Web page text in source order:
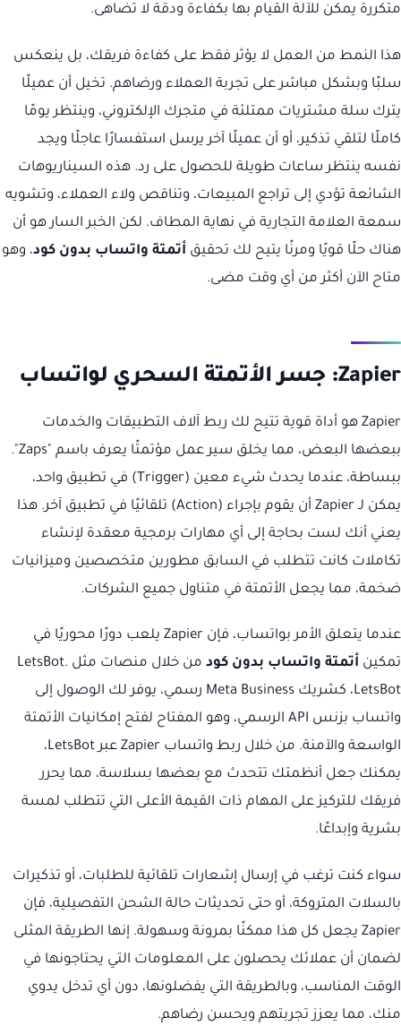
متكررة يمكن للآلة القيام بها بكفاءة ودقة لا تضاهى.
هذا النمط من العمل لا يؤثر فقط على كفاءة فريقك، بل ينعكس
سلبًا وبشكل مباشر على تجربة العملاء ورضاهم. تخيل أن عميلًا
يترك سلة مشتريات ممتلئة في متجرك الإلكتروني، وينتظر يومًا
كاملًا لتلقي تذكير، أو أن عميلًا آخر يرسل استفسارًا عاجلًا ويجد
نفسه ينتظر ساعات طويلة للحصول على رد. هذه السيناريوهات
الشائعة تؤدي إلى تراجع المبيعات، وتناقص ولاء العملاء، وتشويه
سمعة العلامة التجارية في نهاية المطاف. لكن الخبر السار هو أن
هناك حلًا قويًا ومرنًا يتيح لك تحقيق أتمتة واتساب بدون كود، وهو
متاح الآن أكثر من أي وقت مضى.
Zapier: جسر الأتمتة السحري لواتساب
Zapier هو أداة قوية تتيح لك ربط آلاف التطبيقات والخدمات
ببعضها البعض، مما يخلق سير عمل مؤتمتًا يعرف باسم "Zaps".
ببساطة، عندما يحدث شيء معين (Trigger) في تطبيق واحد،
يمكن لـ Zapier أن يقوم بإجراء (Action) تلقائيًا في تطبيق آخر. هذا
يعني أنك لست بحاجة إلى أي مهارات برمجية معقدة لإنشاء
تكاملات كانت تتطلب في السابق مطورين متخصصين وميزانيات
ضخمة، مما يجعل الأتمتة في متناول جميع الشركات.
عندما يتعلق الأمر بواتساب، فإن Zapier يلعب دورًا محوريًا في
تمكين أتمتة واتساب بدون كود
من خلال منصات مثل LetsBot.
LetsBot، كشريك Meta Business رسمي، يوفر لك الوصول إلى
واتساب بزنس API الرسمي، وهو المفتاح لفتح إمكانيات الأتمتة
الواسعة والآمنة. من خلال ربط واتساب Zapier عبر LetsBot،
يمكنك جعل أنظمتك تتحدث مع بعضها بسلاسة، مما يحرر
فريقك للتركيز على المهام ذات القيمة الأعلى التي تتطلب لمسة
بشرية وإبداعًا.
سواء كنت ترغب في إرسال إشعارات تلقائية للطلبات، أو تذكيرات
بالسلات المتروكة، أو حتى تحديثات حالة الشحن التفصيلية، فإن
Zapier يجعل كل هذا ممكنًا بمرونة وسهولة. إنها الطريقة المثلى
لضمان أن عملائك يحصلون على المعلومات التي يحتاجونها في
الوقت المناسب، وبالطريقة التي يفضلونها، دون أي تدخل يدوي
منك، مما يعزز تجربتهم ويحسن رضاهم.